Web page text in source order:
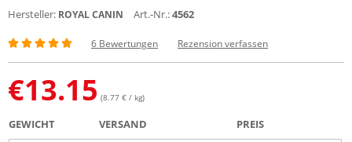
Hersteller: ROYAL CANIN Art.-Nr.:4562
6 Bewertungen Rezension verfassen
€13.15 (8.77 € / kg)
GEWICHT VERSAND PREIS